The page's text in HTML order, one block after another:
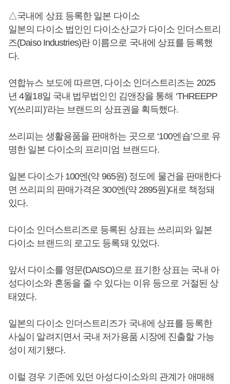
△국내에 상표 등록한 일본 다이소
일본의 다이소 법인인 다이소산교가 다이소 인더스트리
즈(Daiso Industries)란 이름으로 국내에 상표를 등록했
다.
연합뉴스 보도에 따르면, 다이소 인더스트리즈는 2025
년 4월18일 국내 법무법인인 김앤장을 통해 ‘THREEPP
Y(쓰리피)’라는 브랜드의 상표권을 획득했다.
쓰리피는 생활용품을 판매하는 곳으로 ‘100엔숍’으로 유
명한 일본 다이소의 프리미엄 브랜드다.
일본 다이소가 100엔(약 965원) 정도에 물건을 판매한다
면 쓰리피의 판매가격은 300엔(약 2895원)대로 책정돼
있다.
다이소 인더스트리즈로 등록된 상표는 쓰리피와 일본
다이소 브랜드의 로고도 등록돼 있었다.
앞서 다이소를 영문(DAISO)으로 표기한 상표는 국내 아
성다이소와 혼동을 줄 수 있다는 이유 등으로 거절된 상
태였다.
일본의 다이소 인더스트리즈가 국내에 상표를 등록한
사실이 알려지면서 국내 저가용품 시장에 진출할 가능
성이 제기됐다.
이럴 경우 기존에 있던 아성다이소와의 관계가 애매해